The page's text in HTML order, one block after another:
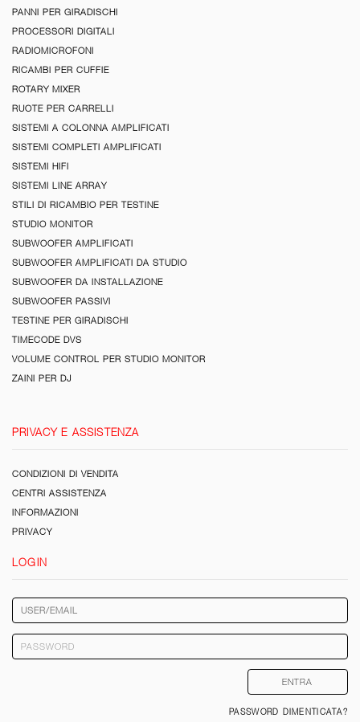
PANNI PER GIRADISCHI
PROCESSORI DIGITALI
RADIOMICROFONI
RICAMBI PER CUFFIE
ROTARY MIXER
RUOTE PER CARRELLI
SISTEMI A COLONNA AMPLIFICATI
SISTEMI COMPLETI AMPLIFICATI
SISTEMI HIFI
SISTEMI LINE ARRAY
STILI DI RICAMBIO PER TESTINE
STUDIO MONITOR
SUBWOOFER AMPLIFICATI
SUBWOOFER AMPLIFICATI DA STUDIO
SUBWOOFER DA INSTALLAZIONE
SUBWOOFER PASSIVI
TESTINE PER GIRADISCHI
TIMECODE DVS
VOLUME CONTROL PER STUDIO MONITOR
ZAINI PER DJ
PRIVACY E ASSISTENZA
CONDIZIONI DI VENDITA
CENTRI ASSISTENZA
INFORMAZIONI
PRIVACY
LOGIN
PASSWORD DIMENTICATA?